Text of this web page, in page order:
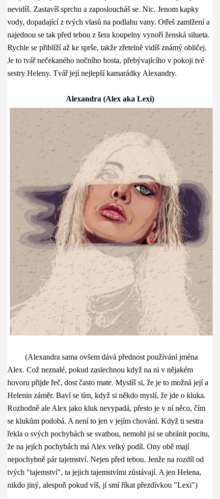
nevidíš. Zastavíš sprchu a zaposloucháš se. Nic. Jenom kapky
vody, dopadající z tvých vlasů na podlahu vany. Otřeš zamlžení a
najednou se tak před tebou z šera koupelny vynoří ženská silueta.
Rychle se přiblíží až ke sprše, takže zřetelně vidíš známý obličej.
Je to tvář nečekaného nočního hosta, přebývajícího v pokoji tvé
sestry Heleny. Tvář její nejlepší kamarádky Alexandry.
Alexandra (Alex aka Lexi)
(Alexandra sama ovšem dává přednost používání jména
Alex. Což neznalé, pokud zaslechnou když na ni v nějakém
hovoru přijde řeč, dost často mate. Myslíš si, že je to možná její a
Helenin záměr. Baví se tím, když si někdo myslí, že jde o kluka.
Rozhodně ale Alex jako kluk nevypadá, přesto je v ní něco, čím
se klukům podobá. A není to jen v jejím chování. Když ti sestra
řekla o svých pochybách se svatbou, nemohl jsi se ubránit pocitu,
že na jejích pochybách má Alex velký podíl. Ony obě mají
nepochybně pár tajemství. Nejen před tebou. Jenže na rozdíl od
tvých "tajemství", ta jejich tajemstvími zůstávají. A jen Helena,
nikdo jiný, alespoň pokud víš, jí smí říkat přezdívkou "Lexi")